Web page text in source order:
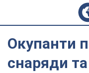
Окупанти
снаряди